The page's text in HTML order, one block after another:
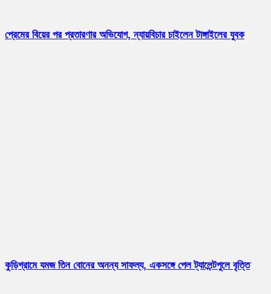
প্রেমের বিয়ের পর প্রতারণার অভিযোগ, ন্যায়বিচার চাইলেন টাঙ্গাইলের যুবক
কুড়িগ্রামে যমজ তিন বোনের অনন্য সাফল্য, একসঙ্গে পেল ট্যালেন্টপুলে বৃত্তি